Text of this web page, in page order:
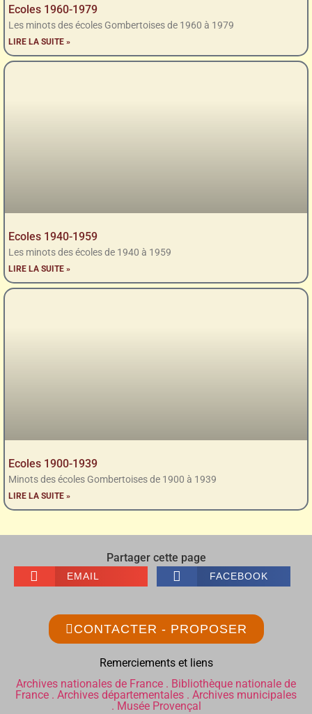
Ecoles 1960-1979
Les minots des écoles Gombertoises de 1960 à 1979
LIRE LA SUITE »
Ecoles 1940-1959
Les minots des écoles de 1940 à 1959
LIRE LA SUITE »
Ecoles 1900-1939
Minots des écoles Gombertoises de 1900 à 1939
LIRE LA SUITE »
Partager cette page
EMAIL FACEBOOK
CONTACTER - PROPOSER
Remerciements et liens
Archives nationales de France . Bibliothèque nationale de
France . Archives départementales . Archives municipales
. Musée Provençal